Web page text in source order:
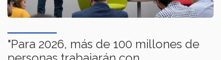
"Para 2026, más de 100 millones de